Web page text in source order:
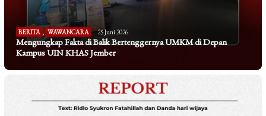
BERITA , WAWANCARA 25 Juni 2026
Mengungkap Fakta di Balik Bertenggernya UMKM di Depan
Kampus UIN KHAS Jember